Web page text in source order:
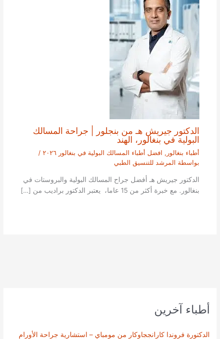
أطباء آخرين
الدكتورة فروندا كارانججاوكار من مومباي – استشارية جراحة الأورام
الدكتور جيريش هـ من بنجلور | جراحة المسالك
البولية في بنغالور، الهند
أطباء بنغالور , افضل أطباء المسالك البولية في بنغالور ٢٠٢٦
/
بواسطة المرشد للتنسيق الطبي
الدكتور جيريش هـ أفضل جراح المسالك البولية والبروستات في
بنغالور. مع خبرة أكثر من 15 عاما، يعتبر الدكتور براديب من […]